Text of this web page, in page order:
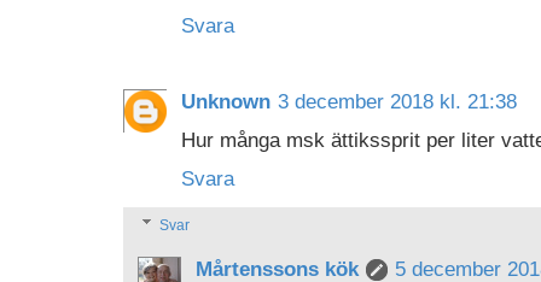
Svara
Unknown 3 december 2018 kl. 21:38
Hur många msk ättikssprit per liter
Svara
Svar
Mårtenssons kök
5 december